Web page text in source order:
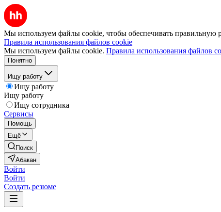
Мы используем файлы cookie, чтобы обеспечивать правильную
Правила использования файлов cookie
Мы используем файлы cookie. Правила использования файлов
Понятно
Ищу работу
Ищу работу
Ищу работу
Ищу сотрудника
Сервисы
Помощь
Ещё
Поиск
Абакан
Войти
Войти
Создать резюме